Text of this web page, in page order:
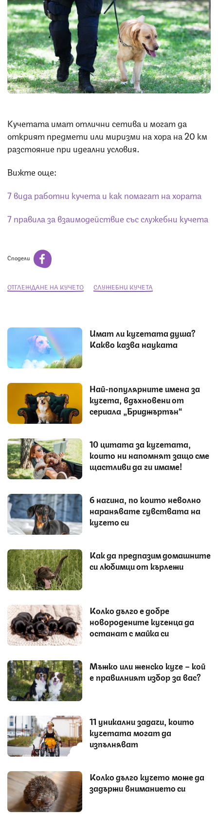
Снимка: iStock
Кучетата имат отлични сетива и могат да
открият предмети или миризми на хора на 20 км
разстояние при идеални условия.
Вижте още:
7 вида работни кучета и как помагат на хората
7 правила за взаимодействие със служебни кучета
Сподели
ОТГЛЕЖДАНЕ НА КУЧЕТО СЛУЖЕБНИ КУЧЕТА
Имат ли кучетата душа?
Какво казва науката
Най-популярните имена за
кучета, вдъхновени от
сериала „Бриджъртън“
10 цитата за кучетата,
които ни напомнят защо сме
щастливи да ги имаме!
6 начина, по които неволно
наранявате чувствата на
кучето си
Как да предпазим домашните
си любимци от кърлежи
Колко дълго е добре
новородените кученца да
останат с майка си
Мъжко или женско куче – кой
е правилният избор за вас?
11 уникални задачи, които
кучетата могат да
изпълняват
Колко дълго кучето може да
задържи вниманието си